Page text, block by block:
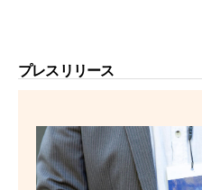
プレスリリース